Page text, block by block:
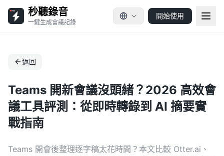
秒聽錄音
一鍵生成會議記錄
開始使用
返回
Teams 開新會議沒頭緒？2026 高效會
議工具評測：從即時轉錄到 AI 摘要實
戰指南
Teams 開會後整理逐字稿太花時間？本文比較 Otter.ai、